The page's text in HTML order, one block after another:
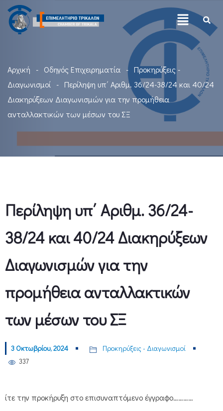
Αρχική Οδηγός Επιχειρηματία
Προκηρύξεις -
Διαγωνισμοί
Περίληψη υπ΄ Aριθμ. 36/24-38/24 και 40/24
Διακηρύξεων Διαγωνισμών για την προμήθεια
ανταλλακτικών των μέσων του ΣΞ
Περίληψη υπ΄ Aριθμ. 36/24-
38/24 και 40/24 Διακηρύξεων
Διαγωνισμών για την
προμήθεια ανταλλακτικών
των μέσων του ΣΞ
3 Οκτωβρίου, 2024
Προκηρύξεις - Διαγωνισμοί
337
ίτε την προκήρυξη στο επισυναπτόμενο έγγραφο…………